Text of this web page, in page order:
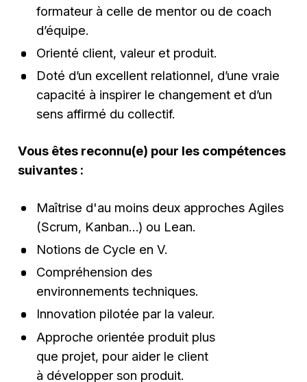
formateur à celle de mentor ou de coach
d’équipe.
Orienté client, valeur et produit.
Doté d’un excellent relationnel, d’une vraie
capacité à inspirer le changement et d’un
sens affirmé du collectif.
Vous êtes reconnu(e) pour les compétences
suivantes :
Maîtrise d'au moins deux approches Agiles
(Scrum, Kanban…) ou Lean​.
Notions de Cycle en V​.
Compréhension des
environnements techniques​.
Innovation pilotée par la valeur.
Approche orientée produit plus
que projet, pour aider le client
à développer son produit.